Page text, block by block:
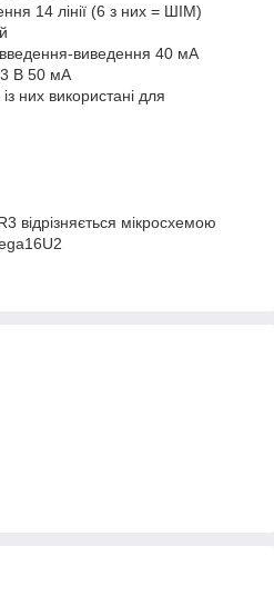
14 лінії (6 з них = ШІМ)
введення-виведення 40 мА
В 50 мА
них використані для
відрізняється мікросхемою